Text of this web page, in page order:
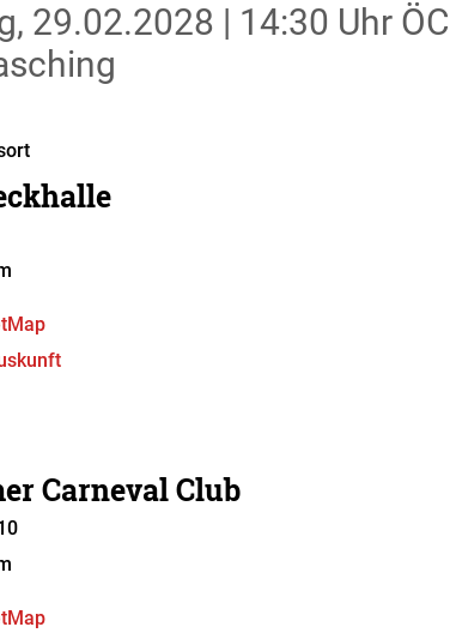
29.02.2028 | 14:30 Uhr
Carneval Club